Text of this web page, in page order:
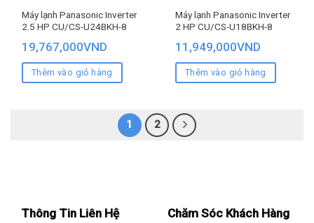
Máy lạnh Panasonic Inverter
2.5 HP CU/CS-U24BKH-8
19,767,000VND
Thêm vào giỏ hàng
Máy lạnh Panasonic Inverter
2 HP CU/CS-U18BKH-8
11,949,000VND
Thêm vào giỏ hàng
1 2
Thông Tin Liên Hệ Chăm Sóc Khách Hàng